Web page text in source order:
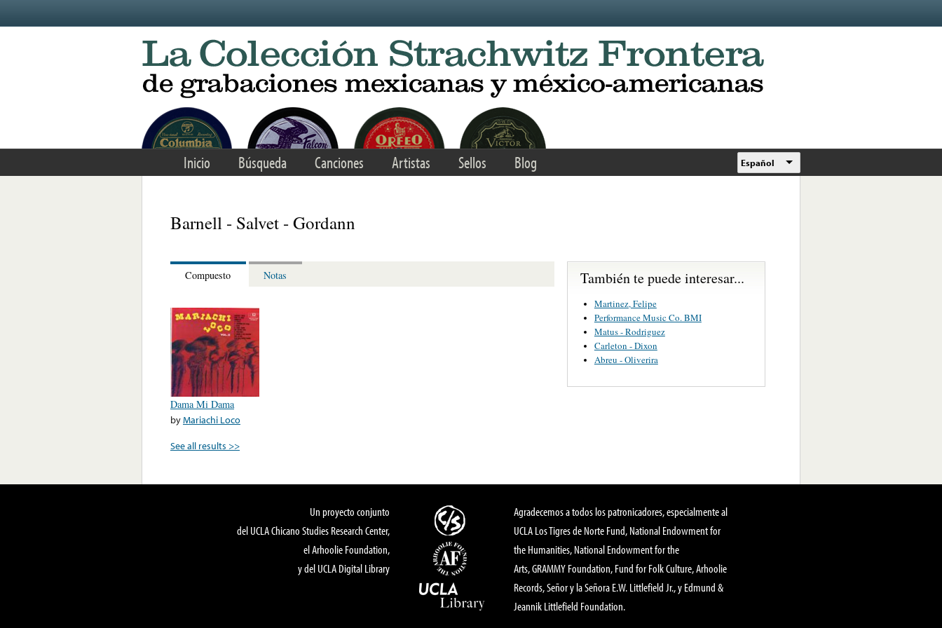
Inicio Búsqueda Canciones Artistas Sellos Blog Español
Barnell - Salvet - Gordann
Compuesto Notas
Dama Mi Dama
byMariachi Loco
See all results >>
También te puede interesar...
Martinez, Felipe
Performance Music Co. BMI
Matus - Rodriguez
Carleton - Dixon
Abreu - Oliverira
Un proyecto conjunto
del UCLA Chicano Studies Research Center,
el Arhoolie Foundation,
y del UCLA Digital Library
Agradecemos a todos los patronicadores, especialmente al
UCLA Los Tigres de Norte Fund, National Endowment for
the Humanities, National Endowment for the
Arts, GRAMMY Foundation, Fund for Folk Culture, Arhoolie
Records, Señor y la Señora E.W. Littlefield Jr., y Edmund &
Jeannik Littlefield Foundation.